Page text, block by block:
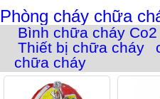
Phòng cháy chữa
Bình chữa cháy Co2
Thiết bị chữa cháy
chữa cháy